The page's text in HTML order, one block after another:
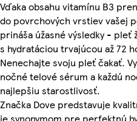
Vďaka obsahu vitamínu B3
do povrchových vrstiev vašej
prináša úžasné výsledky - pleť
s hydratáciou trvajúcou až 72
Nenechajte svoju pleť čakať.
nočné telové sérum a každú
najlepšiu starostlivosť.
Značka Dove predstavuje
je synonymom pre perfektnú